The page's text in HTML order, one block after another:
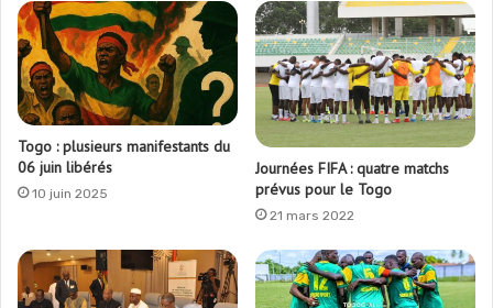
Togo : plusieurs manifestants du
06 juin libérés
10 juin 2025
Journées FIFA : quatre matchs
prévus pour le Togo
21 mars 2022